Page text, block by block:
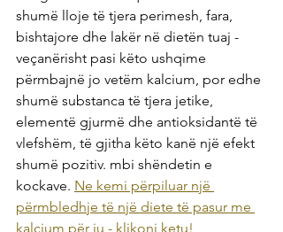
shumë lloje të tjera perimesh, fara,
bishtajore dhe lakër në dietën tuaj -
veçanërisht pasi këto ushqime
përmbajnë jo vetëm kalcium, por edhe
shumë substanca të tjera jetike,
elementë gjurmë dhe antioksidantë të
vlefshëm, të gjitha këto kanë një efekt
shumë pozitiv. mbi shëndetin e
kockave. Ne kemi përpiluar një
përmbledhje të një diete të pasur me
kalcium për ju - klikoni ketu!